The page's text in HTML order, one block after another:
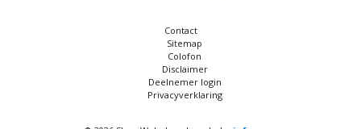
Contact
Sitemap
Colofon
Disclaimer
Deelnemer login
Privacyverklaring